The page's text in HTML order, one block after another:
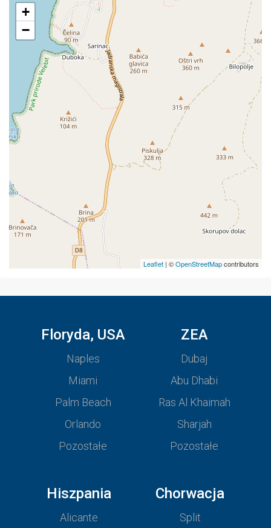
+
−
Leaflet | ©OpenStreetMapcontributors
Floryda, USA
Naples
Miami
Palm Beach
Orlando
Pozostałe
ZEA
Dubaj
Abu Dhabi
Ras Al Khaimah
Sharjah
Pozostałe
Hiszpania
Alicante
Chorwacja
Split